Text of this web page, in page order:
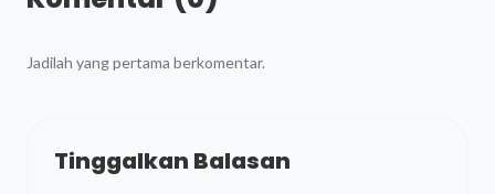
Jadilah yang pertama berkomentar.
Tinggalkan Balasan